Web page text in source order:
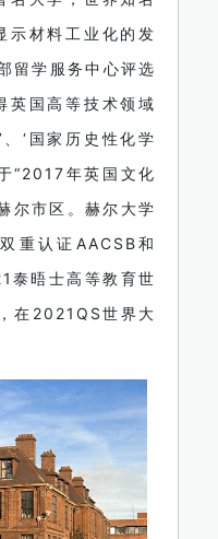
示材料工业化的发
留学服务中心评选
英国高等技术领域
‘国家历史性化学
“2017年英国文化
尔市区。赫尔大学
重认证AACSB和
泰晤士高等教育世
在2021QS世界大